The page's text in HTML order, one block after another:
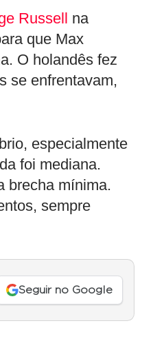
Russell na
que Max
O holandês fez
se enfrentavam,
especialmente
foi mediana.
brecha mínima.
sempre
Seguir no Google